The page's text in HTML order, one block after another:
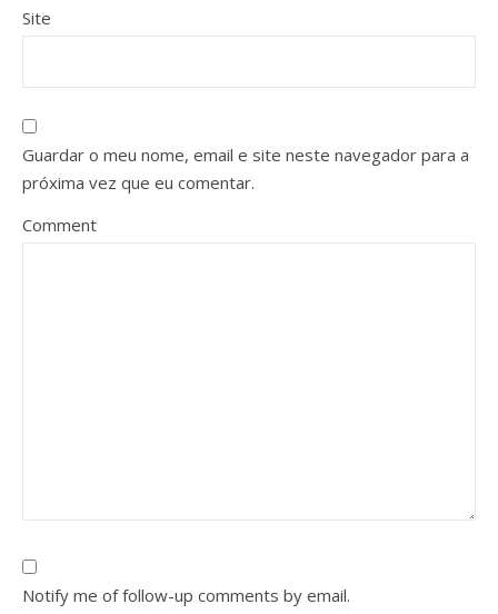
Site
Guardar o meu nome, email e site neste navegador para a
próxima vez que eu comentar.
Comment
Notify me of follow-up comments by email.